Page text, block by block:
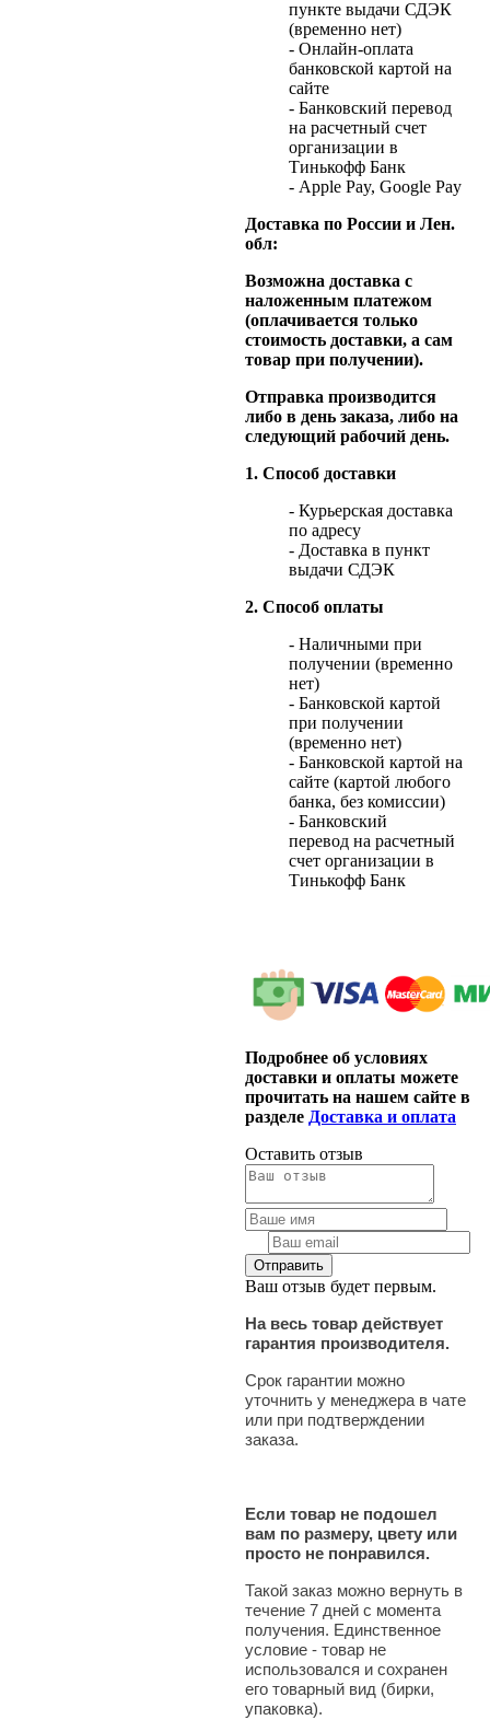
пункте выдачи СДЭК
(временно нет)
- Онлайн-оплата
банковской картой на
сайте
- Банковский перевод
на расчетный счет
организации в
Тинькофф Банк
- Apple Pay, Google Pay
Доставка по России и Лен.
обл:
Возможна доставка с
наложенным платежом
(оплачивается только
стоимость доставки, а сам
товар при получении).
Отправка производится
либо в день заказа, либо на
следующий рабочий день.
1. Способ доставки
- Курьерская доставка
по адресу
- Доставка в пункт
выдачи СДЭК
2. Способ оплаты
- Наличными при
получении (временно
нет)
- Банковской картой
при получении
(временно нет)
- Банковской картой на
сайте (картой любого
банка, без комиссии)
- Банковский
перевод на расчетный
счет организации в
Тинькофф Банк
Подробнее об условиях
доставки и оплаты можете
прочитать на нашем сайте в
разделе Доставка и оплата
Оставить отзыв
Ваш отзыв будет первым.
На весь товар действует
гарантия производителя.
Срок гарантии можно
уточнить у менеджера в чате
или при подтверждении
заказа.
Если товар не подошел
вам по размеру, цвету или
просто не понравился.
Такой заказ можно вернуть в
течение 7 дней с момента
получения. Единственное
условие - товар не
использовался и сохранен
его товарный вид (бирки,
упаковка).